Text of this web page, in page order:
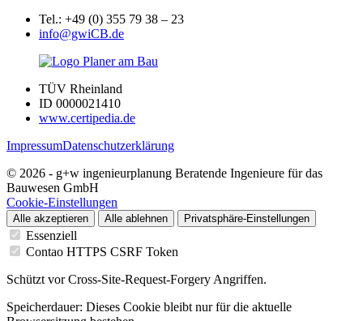
Tel.: +49 (0) 355 79 38 – 23
info@gwiCB.de
TÜV Rheinland
ID 0000021410
www.certipedia.de
ImpressumDatenschutzerklärung
© 2026 - g+w ingenieurplanung Beratende Ingenieure für das
Bauwesen GmbH
Cookie-Einstellungen
Alle akzeptieren Alle ablehnen Privatsphäre-Einstellungen
Essenziell
Contao HTTPS CSRF Token
Schützt vor Cross-Site-Request-Forgery Angriffen.
Speicherdauer: Dieses Cookie bleibt nur für die aktuelle